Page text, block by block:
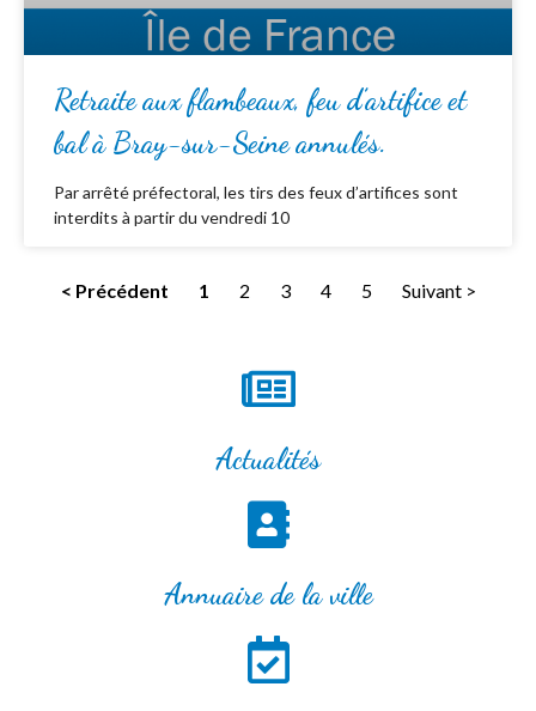
Retraite aux flambeaux, feu d’artifice et
bal à Bray-sur-Seine annulés.
Par arrêté préfectoral, les tirs des feux d’artifices sont
interdits à partir du vendredi 10
< Précédent 1 2 3 4 5 Suivant >
Actualités
Annuaire de la ville